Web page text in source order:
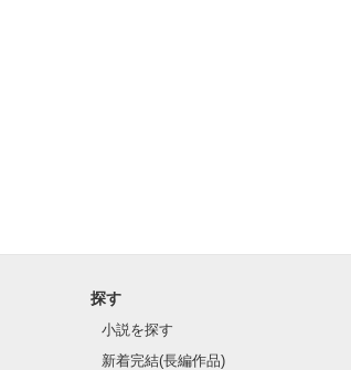
探す
小説を探す
新着完結(長編作品)